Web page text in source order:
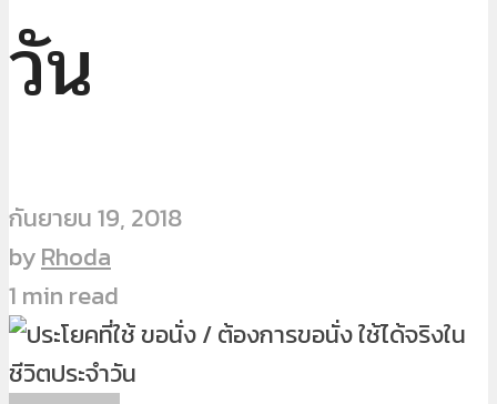
วัน
กันยายน 19, 2018
byRhoda
1 min read